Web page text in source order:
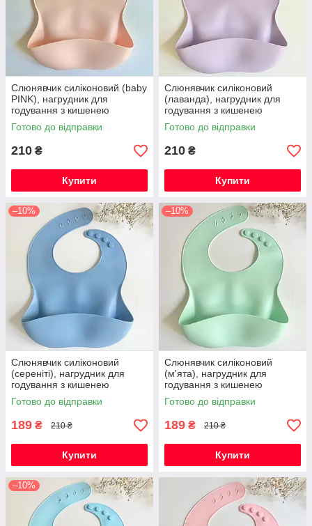
Слюнявчик силіконовий (baby
PINK), нагрудник для
годування з кишенею
Готово до відправки
210 ₴
Купити
Слюнявчик силіконовий
(лаванда), нагрудник для
годування з кишенею
Готово до відправки
210 ₴
Купити
–10%
Слюнявчик силіконовий
(сереніті), нагрудник для
годування з кишенею
Готово до відправки
189 ₴ 210 ₴
Купити
–10%
Слюнявчик силіконовий
(м'ята), нагрудник для
годування з кишенею
Готово до відправки
189 ₴ 210 ₴
Купити
–10%